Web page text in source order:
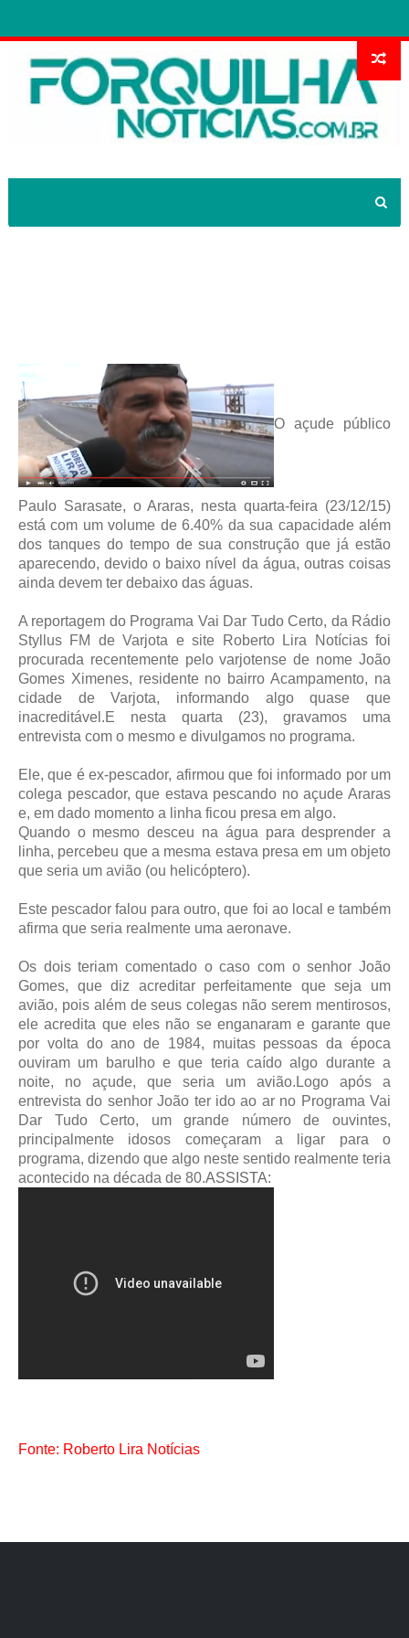
O açude público
Paulo Sarasate, o Araras, nesta quarta-feira (23/12/15)
está com um volume de 6.40% da sua capacidade além
dos tanques do tempo de sua construção que já estão
aparecendo, devido o baixo nível da água, outras coisas
ainda devem ter debaixo das águas.
A reportagem do Programa Vai Dar Tudo Certo, da Rádio
Styllus FM de Varjota e site Roberto Lira Notícias foi
procurada recentemente pelo varjotense de nome João
Gomes Ximenes, residente no bairro Acampamento, na
cidade de Varjota, informando algo quase que
inacreditável.E nesta quarta (23), gravamos uma
entrevista com o mesmo e divulgamos no programa.
Ele, que é ex-pescador, afirmou que foi informado por um
colega pescador, que estava pescando no açude Araras
e, em dado momento a linha ficou presa em algo.
Quando o mesmo desceu na água para desprender a
linha, percebeu que a mesma estava presa em um objeto
que seria um avião (ou helicóptero).
Este pescador falou para outro, que foi ao local e também
afirma que seria realmente uma aeronave.
Os dois teriam comentado o caso com o senhor João
Gomes, que diz acreditar perfeitamente que seja um
avião, pois além de seus colegas não serem mentirosos,
ele acredita que eles não se enganaram e garante que
por volta do ano de 1984, muitas pessoas da época
ouviram um barulho e que teria caído algo durante a
noite, no açude, que seria um avião. Logo após a
entrevista do senhor João ter ido ao ar no Programa Vai
Dar Tudo Certo, um grande número de ouvintes,
principalmente idosos começaram a ligar para o
programa, dizendo que algo neste sentido realmente teria
acontecido na década de 80.ASSISTA:
Fonte: Roberto Lira Notícias